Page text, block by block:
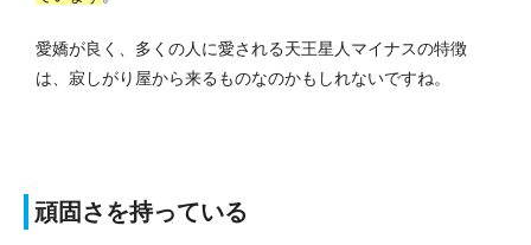
愛嬌が良く、多くの人に愛される天王星人マイナスの特徴
は、寂しがり屋から来るものなのかもしれないですね。
頑固さを持っている